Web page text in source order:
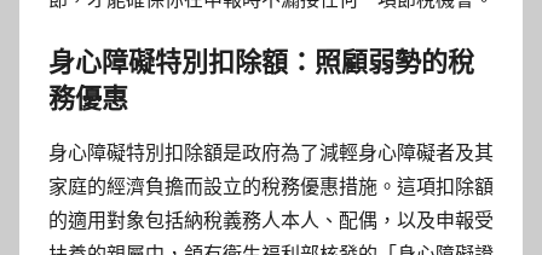
身心障礙特別扣除額：照顧弱勢的稅
務優惠
身心障礙特別扣除額是政府為了減輕身心障礙者及其
家庭的經濟負擔而設立的稅務優惠措施。這項扣除額
的適用對象包括納稅義務人本人、配偶，以及申報受